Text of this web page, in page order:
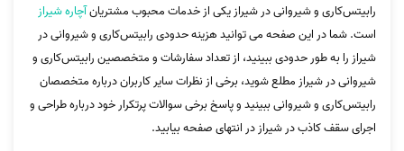
رابیتس‌کاری و شیروانی در شیراز یکی از خدمات محبوب مشتریانآچاره شیراز
است. شما در این صفحه می توانید هزینه حدودی رابیتس‌کاری و شیروانی در
شیراز را به طور حدودی ببینید، از تعداد سفارشات و متخصصین رابیتس‌کاری و
شیروانی در شیراز مطلع شوید، برخی از نظرات سایر کاربران درباره متخصصان
رابیتس‌کاری و شیروانی ببینید و پاسخ برخی سوالات پرتکرار خود درباره طراحی و
اجرای سقف کاذب در شیراز در انتهای صفحه بیابید.